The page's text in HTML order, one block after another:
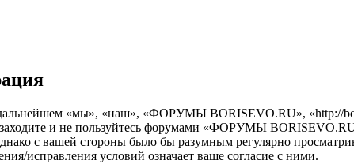
«мы», «наш», «ФОРУМЫ BORISEVO.RU», «http://
и не пользуйтесь форумами «ФОРУМЫ
с вашей стороны было бы разумным регулярно
исправления условий означает ваше согласие с ними.